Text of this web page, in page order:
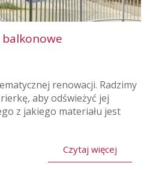
renowacji. Radzimy
aby odświeżyć jej
z jakiego materiału jest
Czytaj więcej